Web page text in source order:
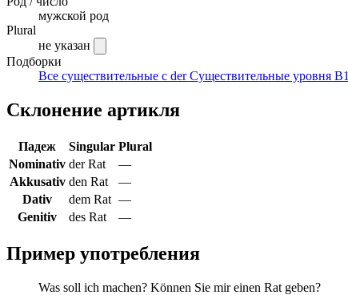
мужской род
Plural
не указан
Подборки
Все существительные с derСуществительные уровня B1
Склонение артикля
Падеж Singular Plural
Nominativ der Rat
—
Akkusativ den Rat
—
Dativ
dem Rat —
Genitiv
des Rat —
Пример употребления
Was soll ich machen? Können Sie mir einen Rat geben?